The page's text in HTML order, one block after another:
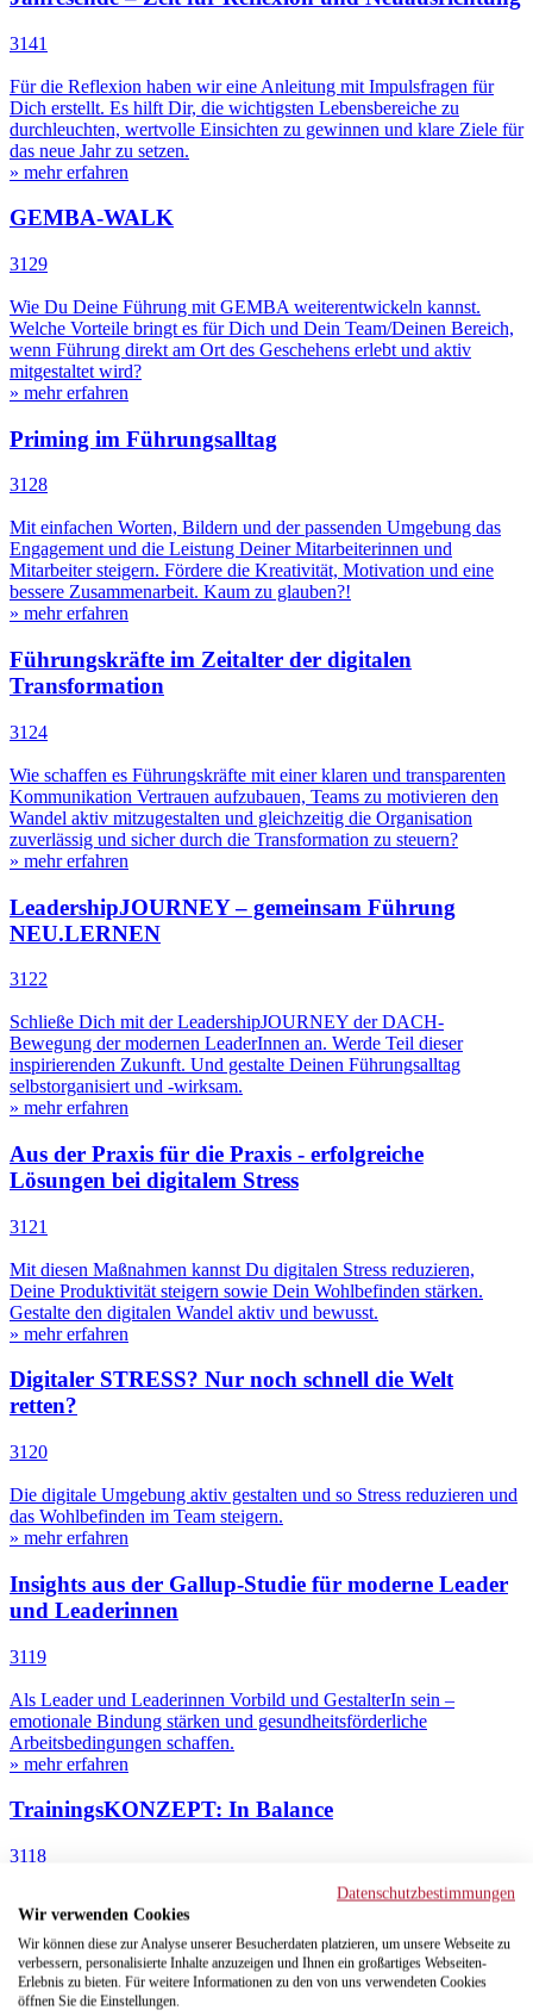
3141
Für die Reflexion haben wir eine Anleitung mit Impulsfragen für
Dich erstellt. Es hilft Dir, die wichtigsten Lebensbereiche zu
durchleuchten, wertvolle Einsichten zu gewinnen und klare Ziele für
das neue Jahr zu setzen.
» mehr erfahren
GEMBA-WALK
3129
Wie Du Deine Führung mit GEMBA weiterentwickeln kannst.
Welche Vorteile bringt es für Dich und Dein Team/Deinen Bereich,
wenn Führung direkt am Ort des Geschehens erlebt und aktiv
mitgestaltet wird?
» mehr erfahren
Priming im Führungsalltag
3128
Mit einfachen Worten, Bildern und der passenden Umgebung das
Engagement und die Leistung Deiner Mitarbeiterinnen und
Mitarbeiter steigern. Fördere die Kreativität, Motivation und eine
bessere Zusammenarbeit. Kaum zu glauben?!
» mehr erfahren
Führungskräfte im Zeitalter der digitalen
Transformation
3124
Wie schaffen es Führungskräfte mit einer klaren und transparenten
Kommunikation Vertrauen aufzubauen, Teams zu motivieren den
Wandel aktiv mitzugestalten und gleichzeitig die Organisation
zuverlässig und sicher durch die Transformation zu steuern?
» mehr erfahren
LeadershipJOURNEY – gemeinsam Führung
NEU.LERNEN
3122
Schließe Dich mit der LeadershipJOURNEY der DACH-
Bewegung der modernen LeaderInnen an. Werde Teil dieser
inspirierenden Zukunft. Und gestalte Deinen Führungsalltag
selbstorganisiert und -wirksam.
» mehr erfahren
Aus der Praxis für die Praxis - erfolgreiche
Lösungen bei digitalem Stress
3121
Mit diesen Maßnahmen kannst Du digitalen Stress reduzieren,
Deine Produktivität steigern sowie Dein Wohlbefinden stärken.
Gestalte den digitalen Wandel aktiv und bewusst.
» mehr erfahren
Digitaler STRESS? Nur noch schnell die Welt
retten?
3120
Die digitale Umgebung aktiv gestalten und so Stress reduzieren und
das Wohlbefinden im Team steigern.
» mehr erfahren
Insights aus der Gallup-Studie für moderne Leader
und Leaderinnen
3119
Als Leader und Leaderinnen Vorbild und GestalterIn sein –
emotionale Bindung stärken und gesundheitsförderliche
Arbeitsbedingungen schaffen.
» mehr erfahren
TrainingsKONZEPT: In Balance
3118
Das Trainingskonzept unterstützt dabei, stressauslösende Ursachen
und innere Antreiber zu erkennen und individuelle Wege zu
entwickeln, um gegenzusteuern.
» mehr erfahren
Mehr führen, weniger managen
Datenschutzbestimmungen
Wir verwenden Cookies
Wir können diese zur Analyse unserer Besucherdaten platzieren, um unsere Webseite zu
verbessern, personalisierte Inhalte anzuzeigen und Ihnen ein großartiges Webseiten-
Erlebnis zu bieten. Für weitere Informationen zu den von uns verwendeten Cookies
öffnen Sie die Einstellungen.